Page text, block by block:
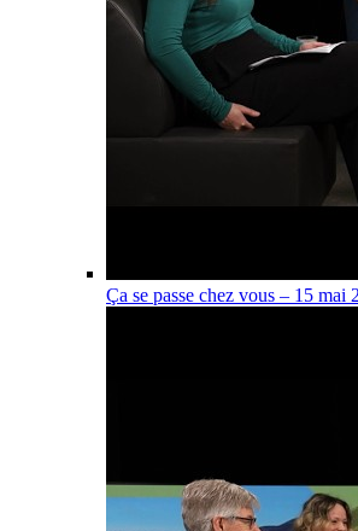
Ça se passe chez vous – 15 mai